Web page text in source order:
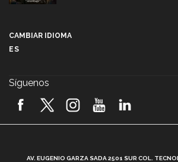
2026! (video)
CAMBIAR IDIOMA
ES
Síguenos
AV. EUGENIO GARZA SADA 2501 SUR COL.